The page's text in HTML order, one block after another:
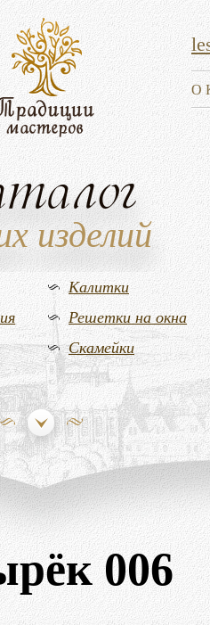
О
изделий
Калитки
Решетки на окна
Скамейки
006